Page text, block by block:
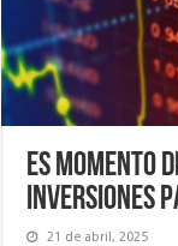
Es momento
inversiones
21 de abril, 2025